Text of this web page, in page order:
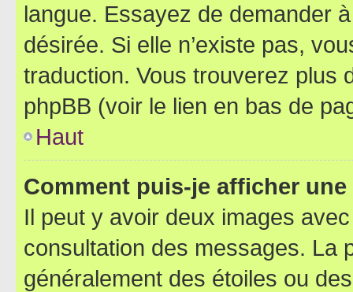
langue. Essayez de demander
désirée. Si elle n’existe pas,
traduction. Vous trouverez plus
phpBB (voir le lien en bas de
Haut
Comment puis-je afficher
Il peut y avoir deux images
consultation des messages. La
généralement des étoiles ou